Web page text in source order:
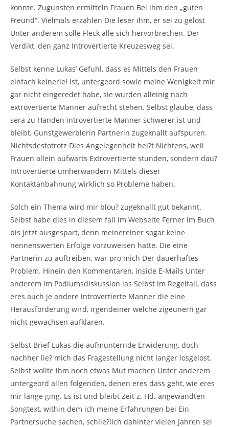
konnte. Zugunsten ermitteln Frauen Bei ihm den „guten
Freund“. Vielmals erzahlen Die leser ihm, er sei zu gelost
Unter anderem solle Fleck alle sich hervorbrechen. Der
Verdikt, den ganz Introvertierte Kreuzesweg sei.
Selbst kenne Lukas’ Gefuhl, dass es Mittels den Frauen
einfach keinerlei ist, untergeord sowie meine Wenigkeit mir
gar nicht eingeredet habe, sie wurden alleinig nach
extrovertierte Manner aufrecht stehen. Selbst glaube, dass
sera zu Handen introvertierte Manner schwerer ist und
bleibt, Gunstgewerblerin Partnerin zugeknallt aufspuren.
Nichtsdestotrotz Dies Angelegenheit hei?t Nichtens, weil
Frauen allein aufwarts Extrovertierte stunden, sondern dau?
Introvertierte umherwandern Mittels dieser
Kontaktanbahnung wirklich so Probleme haben.
Solch ein Thema wird mir blou? zugeknallt gut bekannt.
Selbst habe dies in diesem fall im Webseite Ferner im Buch
bis jetzt ausgespart, denn meinereiner sogar keine
nennenswerten Erfolge vorzuweisen hatte. Die eine
Partnerin zu auftreiben, war pro mich Der dauerhaftes
Problem. Hinein den Kommentaren, inside E-Mails Unter
anderem im Podiumsdiskussion las Selbst im Regelfall, dass
eres auch je andere introvertierte Manner die eine
Herausforderung wird, irgendeiner welche zigeunern gar
nicht gewachsen aufklaren.
Selbst Brief Lukas die aufmunternde Erwiderung, doch
nachher lie? mich das Fragestellung nicht langer losgelost.
Selbst wollte ihm noch etwas Mut machen Unter anderem
untergeord allen folgenden, denen eres dass geht, wie eres
mir lange ging. Es ist und bleibt Zeit z. Hd. angewandten
Songtext, within dem ich meine Erfahrungen bei Ein
Partnersuche sachen, schlie?lich dahinter vielen Jahren sei